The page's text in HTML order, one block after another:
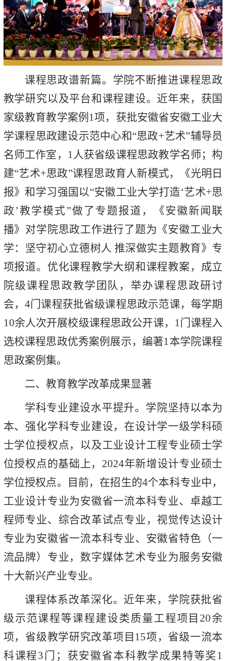
课程思政谱新篇。学院不断推进课程思政
教学研究以及平台和课程建设。近年来，获国
家级教育教学案例1项，获批安徽省安徽工业大
学课程思政建设示范中心和“思政+艺术”辅导员
名师工作室，1人获省级课程思政教学名师；构
建“艺术+思政”课程思政育人新模式，《光明日
报》和学习强国以“安徽工业大学打造‘艺术+思
政’教学模式”做了专题报道，《安徽新闻联
播》对学院思政工作进行了题为《安徽工业大
学：坚守初心立德树人 推深做实主题教育》专
项报道。优化课程教学大纲和课程教案，成立
院级课程思政教学团队，举办课程思政研讨
会，4门课程获批省级课程思政示范课，每学期
10余人次开展校级课程思政公开课，1门课程入
选校课程思政优秀案例展示，编著1本学院课程
思政案例集。
二、教育教学改革成果显著
学科专业建设水平提升。学院坚持以本为
本、强化学科专业建设，在设计学一级学科硕
士学位授权点，以及工业设计工程专业硕士学
位授权点的基础上，2024年新增设计专业硕士
学位授权点。目前，在招生的4个本科专业中，
工业设计专业为安徽省一流本科专业、卓越工
程师专业、综合改革试点专业，视觉传达设计
专业为安徽省一流本科专业、安徽省特色（一
流品牌）专业，数字媒体艺术专业为服务安徽
十大新兴产业专业。
课程体系改革深化。近年来，学院获批省
级示范课程等课程建设类质量工程项目20余
项，省级教学研究改革项目15项，省级一流本
科课程3门；获安徽省本科教学成果特等奖1